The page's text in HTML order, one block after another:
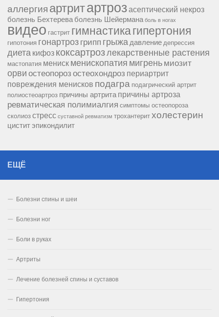
аллергия артритартрозасептический некроз
болезнь Бехтерева болезнь Шейермана боль в ногах
видео гастрит гимнастикагипертония
гипотония гонартроз грипп грыжадавление депрессия
диета кифоз коксартрозлекарственные растения
мастопатия мениск менископатия мигрень миозит
орви остеопороз остеохондроз периартрит
повреждения менисков подагра подагрический артрит
полиостеоартроз причины артрита причины артроза
ревматическая полимиалгия симптомы остеопороза
сколиоз стресс суставной ревматизм трохантерит холестерин
циститэпикондилит
ЕЩЁ
Болезни спины и шеи
Болезни ног
Боли в руках
Артриты
Лечение болезней спины и суставов
Гипертония